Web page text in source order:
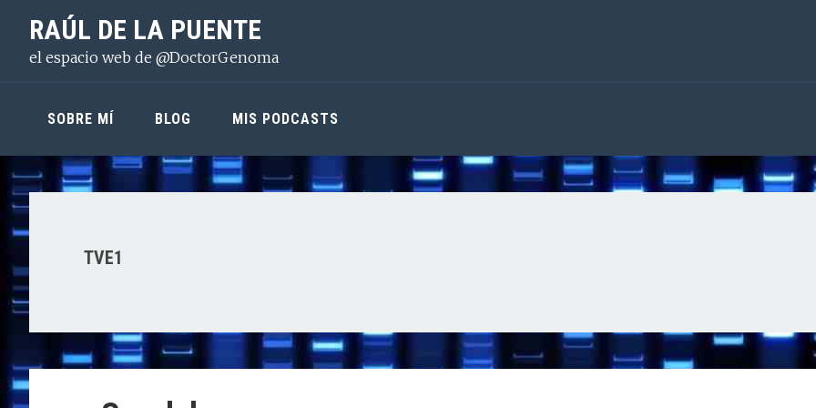
principal
contenido
lateral
RAÚL DE LA PUENTE
el espacio web de @DoctorGenoma
SOBRE MÍ BLOG MIS PODCASTS
TVE1